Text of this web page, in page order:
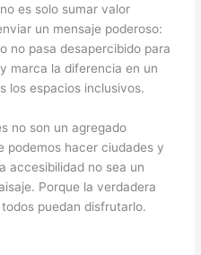
es solo sumar valor
un mensaje poderoso:
no pasa desapercibido para
marca la diferencia en un
los espacios inclusivos.
no son un agregado
podemos hacer ciudades y
accesibilidad no sea un
Porque la verdadera
puedan disfrutarlo.